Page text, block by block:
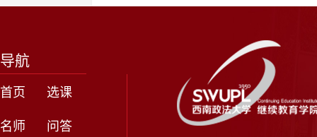
导航
首页
选课
名师
问答